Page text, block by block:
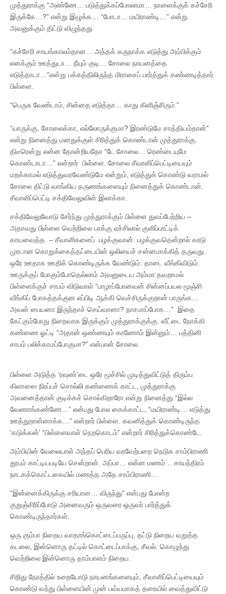
முத்துராக்கு “அண்ணே… படுத்துக்கப்போலாமா… நாளைக்குக் கச்சேரி
இருக்கே…?” என்று இழுக்க… “போடா… மயிராண்டி…” என்று
அவனுக்கும் திட்டு விழுந்தது.
“கச்சேரி சாயங்காலம்தான… அந்தக் கருநாக்க எடுத்து அம்பிக்கும்
எனக்கும் ஊத்துடா… நீயும் குடி… சோலை நாயனத்தை
எடுத்தாடா…”என்று பக்கத்திலிருந்த மிராசைப் பார்த்துக் கண்ணடித்தார்
பிள்ளை.
“பெருசு வேண்டாம், சின்னத எடுத்தா… காது கிளிஞ்சிரும்.”
“யாருக்கு, சோலைக்கா, எல்லோருக்குமா? இரண்டுமே சாத்தியம்தான்”
என்று நினைத்து மனதுக்குள் சிரித்துக் கொண்டான் முத்துராக்கு.
திடீரென்று என்ன தோன்றியதோ “டே சோலை… ரெண்டையுமே
கொண்டாடா…” என்றார் பிள்ளை. சோலை சீவாளிப்பெட்டியையும்
மறக்காமல் எடுத்துவரவேண்டுமே என்றும், எடுத்துக் கொண்டு வராமல்
சோலை திட்டு வாங்கிய தருணங்களையும் நினைத்துக் கொண்டான்.
சீவாளிப்பெட்டி சக்திவேலுவின் இலாக்கா.
சக்திவேலுவோடு சேர்ந்து முத்துராக்கும் பிள்ளை துவப்பேற்றிய –
அதாவது பிள்ளை வெற்றிலை பாக்கு எச்சிலால் குளிப்பாட்டிக்
காயவைத்த – சீவாளிகளைப் பழக்குவான். பழக்குவதென்றால் கரடு
முரடான கொறுக்கைத்தட்டையின் ஒலியைச் சன்னமாக்கித் தருவது.
ஒரே ஊதாக ஊதிக் கொண்டிருக்க வேண்டும். தாடை வீங்கிவிடும்.
ஊருக்குப் போகும்போதெல்லாம் அவனுடைய அம்மா தவறாமல்
பிள்ளைக்குச் சாபம் விடுவாள் “பாழாப்போனவன் சின்னப்பயல மூஞ்சி
வீங்கிப் போகத்தக்குன எப்பிடி ஆக்கி வெச்சிருக்குறான் பாருங்க…
அவன் பையனா இருந்தாச் செய்வானா? நாசமாப்போக…” இதை
கேட்கும்போது நிறைவாக இருக்கும் முத்துராக்குக்கு. வீட்டை நோக்கி
கண்ணை ஓட்டி “அதான் ஒண்ணயும் காணோம் இன்னும்… பத்தினி
சாபம் பலிக்காமப்போகுமா?” என்பான் சோலை.
பிள்ளை அடுத்த ‘ரவுண்’டை ஒரே மூச்சில் முடித்துவிட்டுத் திரும்ப
கிளாஸை நிரப்பச் சொல்லி கண்ணைக் காட்ட, முத்துராக்கு
அவனைத்தான் குடிக்கச் சொல்கிறாரோ என்று நினைத்து “இல்ல
வேணாங்கண்ணே…” என்பது போல கைக்காட்ட, “மயிராண்டி… எடுத்து
ஊத்துறான்னாக்க…” என்றார் பிள்ளை. கவனித்துக் கொண்டிருந்த
‘கடுக்கன்’ “பிள்ளைவாள் நெறகொடம்” என்றார் சிரித்துக்கொண்டே.
அம்பியின் வேலையாள் அந்தப் பெரிய வரவேற்பறை நெடுக சாம்பிராணி
தூபம் காட்டியபடியே சென்றான். அப்பா… என்ன மணம்… சாயந்திரம்
நாடகக்கொட்டகையில் மணத்த அதே சாம்பிராணி…
“இன்னைக்கிருக்கு சரியான… விருந்து” என்பது போன்ற
குறுஞ்சிரிப்போடு அனைவரும் ஒருவரை ஒருவர் பார்த்துக்
கொண்டிருந்தார்கள்.
ஒரு கும்பா நிறைய வாதாங்கொட்டைப்பருப்பு, தட்டு நிறைய வறுத்த
கடலை, இன்னொரு தட்டில் கொட்டைப்பாக்கு, சீவல். கொழுந்து
வெற்றிலை இன்னொரு தாம்பாளம் நிறைய.
சிறிது நேரத்தில் உறையோடு நாயனங்களையும், சீவாளிப்பெட்டியையும்
கொண்டு வந்து பிள்ளையின் முன் பவ்யமாகத் தரையில் வைத்துவிட்டு